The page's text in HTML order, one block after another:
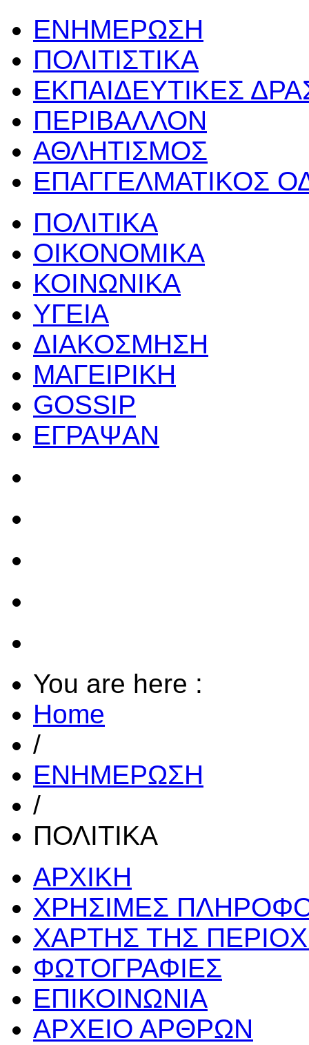
ΕΝΗΜΕΡΩΣΗ
ΠΟΛΙΤΙΣΤΙΚΑ
ΕΚΠΑΙΔΕΥΤΙΚΕΣ
ΠΕΡΙΒΑΛΛΟΝ
ΑΘΛΗΤΙΣΜΟΣ
ΕΠΑΓΓΕΛΜΑΤΙΚΟΣ
ΠΟΛΙΤΙΚΑ
ΟΙΚΟΝΟΜΙΚΑ
ΚΟΙΝΩΝΙΚΑ
ΥΓΕΙΑ
ΔΙΑΚΟΣΜΗΣΗ
ΜΑΓΕΙΡΙΚΗ
GOSSIP
ΕΓΡΑΨΑΝ
You are here :
Home
/
ΕΝΗΜΕΡΩΣΗ
/
ΠΟΛΙΤΙΚΑ
ΑΡΧΙΚΗ
ΧΡΗΣΙΜΕΣ
ΧΑΡΤΗΣ ΤΗΣ
ΦΩΤΟΓΡΑΦΙΕΣ
ΕΠΙΚΟΙΝΩΝΙΑ
ΑΡΧΕΙΟ ΑΡΘΡΩΝ